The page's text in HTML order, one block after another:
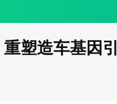
塑造车基因